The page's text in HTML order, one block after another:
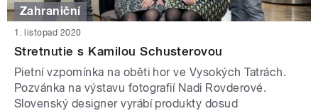
Zahraniční
1. listopad 2020
Stretnutie s Kamilou Schusterovou
Pietní vzpomínka na oběti hor ve Vysokých Tatrách.
Pozvánka na výstavu fotografií Nadi Rovderové.
Slovenský designer vyrábí produkty dosud